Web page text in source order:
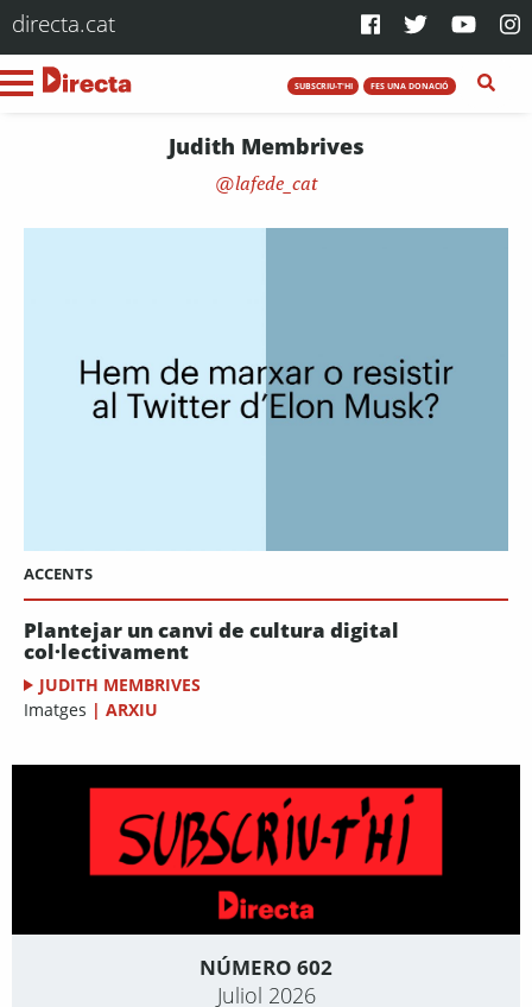
directa.cat
SUBSCRIU-T'HI FES UNA DONACIÓ
Judith Membrives
lafede_cat
ACCENTS
Plantejar un canvi de cultura digital
col·lectivament
JUDITH MEMBRIVES
Imatges | ARXIU
NÚMERO 602
Juliol 2026